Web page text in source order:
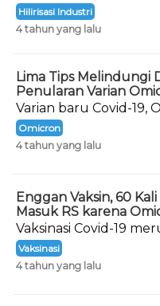
produksi 1,8 juta ton
Hilirisasi Industri
4 tahun yang lalu
Lima Tips Melindungi
Penularan Varian
Varian baru Covid-19,
terdeteksi masuk ke
sejak 15 Desember 2021.
Omicron
4 tahun yang lalu
Enggan Vaksin, 60
Masuk RS karena
Vaksinasi Covid-19
satu cara agar tubuh
menghadapi virus
Vaksinasi
4 tahun yang lalu